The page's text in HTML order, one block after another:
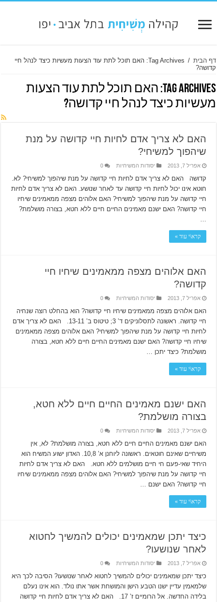
דף הבית /
Tag Archives: האם תוכל לתת עוד הצעות מעשיות כיצד לנהל חיי
קדושה?
Tag Archives: האם תוכל לתת עוד הצעות
מעשיות כיצד לנהל חיי קדושה?
האם לא צריך אדם לחיות חיי קדושה על מנת
שיהפוך למשיחי?
אפריל 7, 2013 יסודות המשיחיות 0
קדושה האם לא צריך אדם לחיות חיי קדושה על מנת שיהפוך למשיחי? לא.
חוטא אינו יכול לחיות חיי קדושה עד לאחר שנושע. האם לא צריך אדם לחיות
חיי קדושה על מנת שיהפוך למשיחי? האם אלוהים מצפה ממאמינים שיחיו
חיי קדושה? האם ישנם מאמינים החיים חיים ללא חטא, בצורה מושלמת?
…
קרא\י עוד »
האם אלוהים מצפה ממאמינים שיחיו חיי
קדושה?
אפריל 7, 2013 יסודות המשיחיות 0
האם אלוהים מצפה ממאמינים שיחיו חיי קדושה? הוא בהחלט רוצה שנחיה
חיי קדושה. ראשונה לתסלוניקים ד’ 3; טיטוס ב’ 13-11. האם לא צריך אדם
לחיות חיי קדושה על מנת שיהפוך למשיחי? האם אלוהים מצפה ממאמינים
שיחיו חיי קדושה? האם ישנם מאמינים החיים חיים ללא חטא, בצורה
מושלמת? כיצד יתכן …
קרא\י עוד »
האם ישנם מאמינים החיים חיים ללא חטא,
בצורה מושלמת?
אפריל 7, 2013 יסודות המשיחיות 0
האם ישנם מאמינים החיים חיים ללא חטא, בצורה מושלמת? לא, אין
משיחיים שאינם חוטאים. ראשונה ליוחנן א’ 10,8. האדון ישוע המשיח הוא
היחיד שאי-פעם חי חיים מושלמים ללא חטא. האם לא צריך אדם לחיות
חיי קדושה על מנת שיהפוך למשיחי? האם אלוהים מצפה ממאמינים שיחיו
חיי קדושה? האם ישנם …
קרא\י עוד »
כיצד יתכן שמאמינים יכולים להמשיך לחטוא
לאחר שנושעו?
אפריל 7, 2013 יסודות המשיחיות 0
כיצד יתכן שמאמינים יכולים להמשיך לחטוא לאחר שנושעו? הסיבה לכך היא
שלמאמין עדיין ישנו הטבע הישן והמושחת אשר אתו נולד. הוא אינו נעלם
בלידה החדשה. אל הרומיים ז’ 17. האם לא צריך אדם לחיות חיי קדושה